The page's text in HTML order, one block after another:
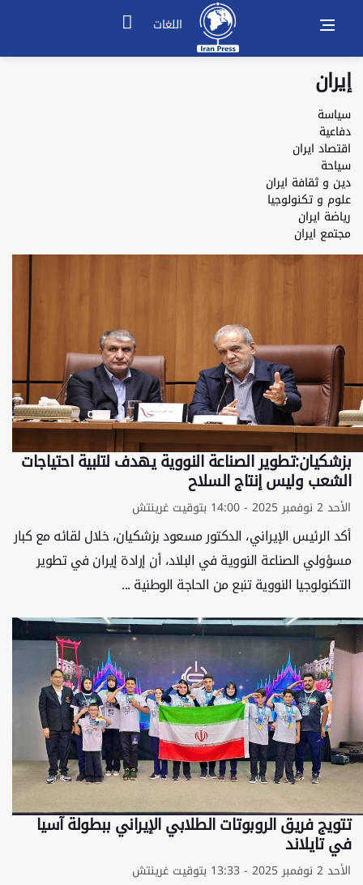
اللغات
إيران
سياسة
دفاعية
اقتصاد ايران
سياحة
دين و ثقافة ايران
علوم‌ و تكنولوجيا
رياضة ايران
مجتمع ايران
بزشكيان:تطوير الصناعة النووية يهدف لتلبية احتياجات
الشعب وليس إنتاج السلاح
الأحد 2 نوفمبر 2025 - 14:00 بتوقيت غرينتش
أكد الرئيس الإيراني، الدكتور مسعود بزشكيان، خلال لقائه مع كبار
مسؤولي الصناعة النووية في البلاد، أن إرادة إيران في تطوير
التكنولوجيا النووية تنبع من الحاجة الوطنية ...
تتويج فريق الروبوتات الطلابي الإيراني ببطولة آسيا
في تايلاند
الأحد 2 نوفمبر 2025 - 13:33 بتوقيت غرينتش